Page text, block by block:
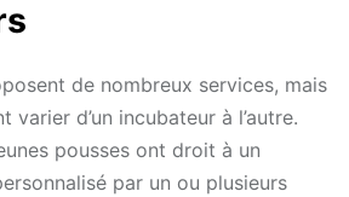
de nombreux services, mais
varier d’un incubateur à l’autre.
pousses ont droit à un
par un ou plusieurs